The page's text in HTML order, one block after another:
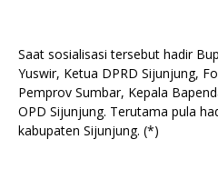
Saat sosialisasi tersebut hadir
Yuswir, Ketua DPRD Sijunjung,
Pemprov Sumbar, Kepala
OPD Sijunjung. Terutama pula
kabupaten Sijunjung. (*)